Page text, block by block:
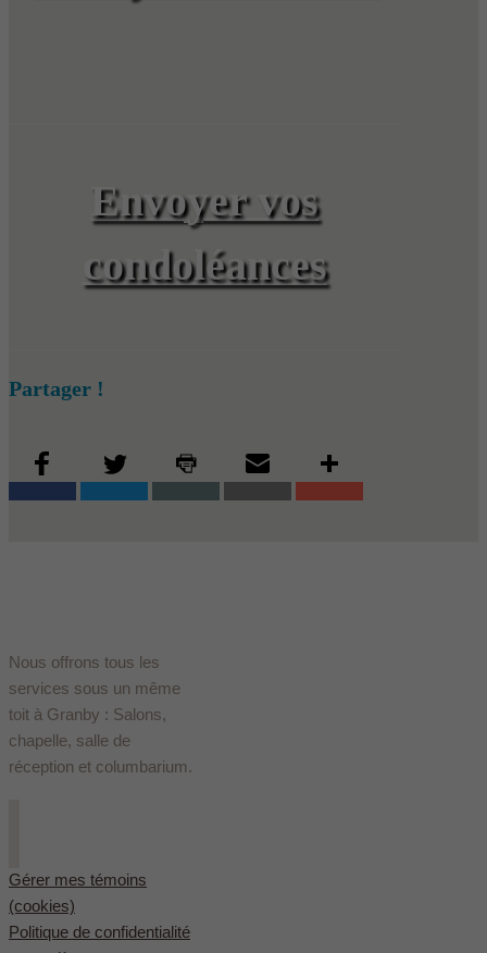
Envoyer vos
condoléances
Partager !
Nous offrons tous les
services sous un même
toit à Granby : Salons,
chapelle, salle de
réception et columbarium.
Gérer mes témoins
(cookies)
Politique de confidentialité